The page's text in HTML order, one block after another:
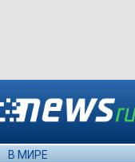
В МИРЕ